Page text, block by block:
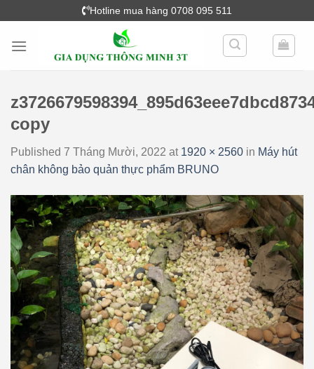
content
Hotline mua hàng 0708 095 511
copy
Published 7 Tháng Mười, 2022 at 1920 × 2560 in Máy hút
chân không bảo quản thực phẩm BRUNO